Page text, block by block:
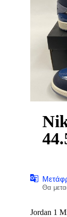
Θα
Jordan 1